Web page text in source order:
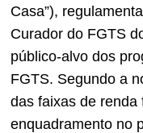
Casa”),
Curador do FGTS
público-alvo dos
FGTS. Segundo a
das faixas de renda
enquadramento no